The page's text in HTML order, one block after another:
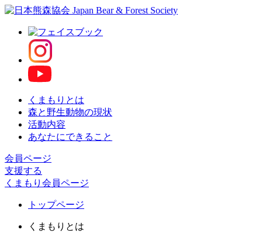
くまもりとは
森と野生動物の現状
活動内容
あなたにできること
会員ページ
支援する
くまもり会員ページ
トップページ
くまもりとは